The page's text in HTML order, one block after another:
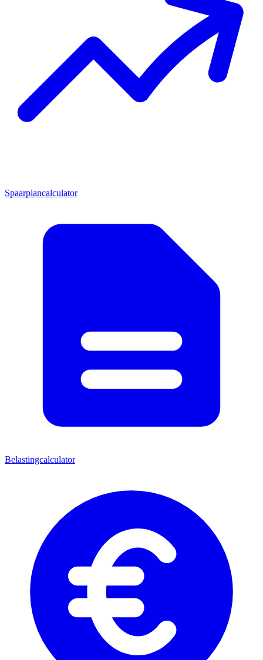
Spaarplancalculator
Belastingcalculator